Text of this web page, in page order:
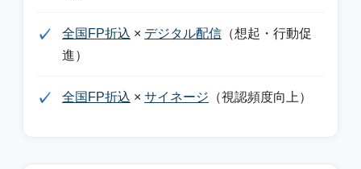
全国FP折込 × デジタル配信 （想起・行動促
進）
全国FP折込 × サイネージ （視認頻度向上）